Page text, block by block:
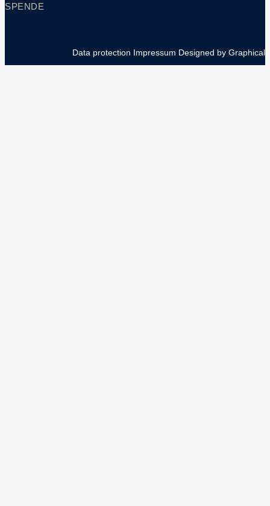
SPENDE
Data protection Impressum Designed by Graphical